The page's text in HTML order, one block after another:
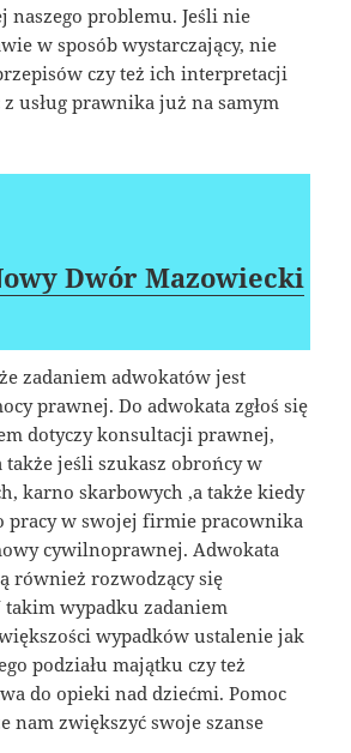
naszego problemu. Jeśli nie
w sposób wystarczający, nie
czy też ich interpretacji
usług prawnika już na samym
Dwór Mazowiecki
zadaniem adwokatów jest
prawnej. Do adwokata zgłoś się
dotyczy konsultacji prawnej,
jeśli szukasz obrońcy w
karno skarbowych ,a także kiedy
pracy w swojej firmie pracownika
cywilnoprawnej. Adwokata
również rozwodzący się
takim wypadku zadaniem
wypadków ustalenie jak
podziału majątku czy też
do opieki nad dziećmi. Pomoc
nam zwiększyć swoje szanse